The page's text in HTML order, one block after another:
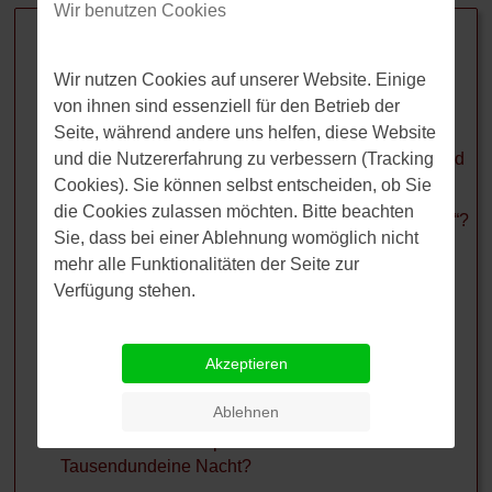
Verwandte Beiträge
verstehen?
Ora et labora: Von wem stammt der Ausspruch?
Was bedeuten eigentlich die Begriffe Palindrom und
Anagramm?
Was bedeutet eigentlich „Honi soit qui mal y pense“?
Woher kommt der Begriff "gebetsmühlenartig
vortragen"?
Worauf ist die Aussage „Der Lotse geht von Bord“
Tausendundeine Nacht?
Der Lotse geht von Bord
Schuster, bleib bei deinen
Leisten
Potemkinsches Dorf
lukullisch
Geld stinkt nicht
Zwinger
Aus der Literatur
Wir benutzen Cookies
Wir nutzen Cookies auf unserer Website. Einige
von ihnen sind essenziell für den Betrieb der
Seite, während andere uns helfen, diese Website
und die Nutzererfahrung zu verbessern (Tracking
Cookies). Sie können selbst entscheiden, ob Sie
die Cookies zulassen möchten. Bitte beachten
Sie, dass bei einer Ablehnung womöglich nicht
mehr alle Funktionalitäten der Seite zur
Verfügung stehen.
Akzeptieren
Ablehnen